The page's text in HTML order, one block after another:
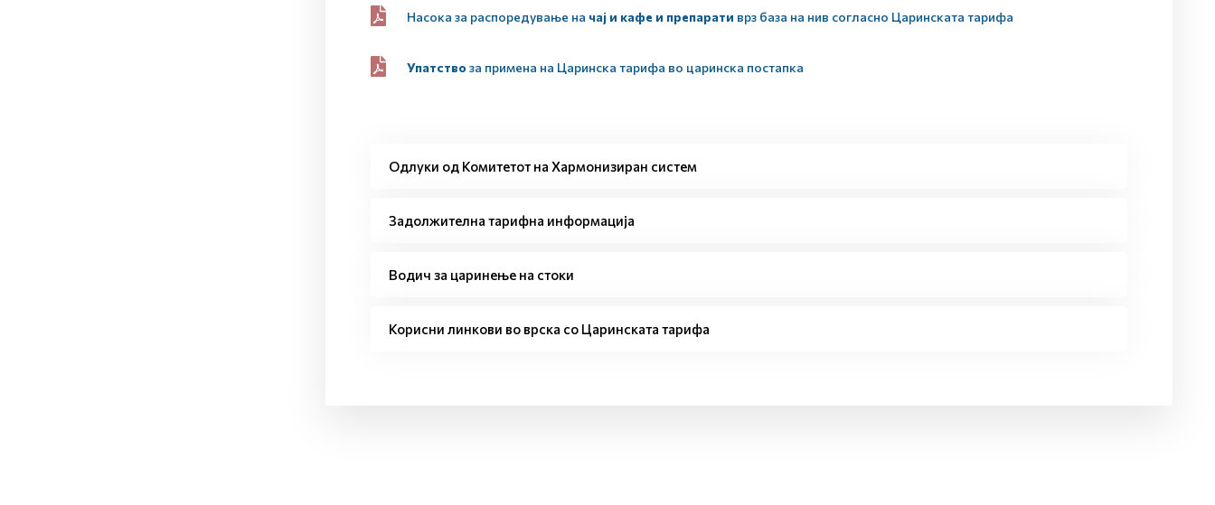
Насока за распоредување на чај и кафе и препарати врз база на нив согласно Царинската тарифа
Упатство за примена на Царинска тарифа во царинска постапка
Одлуки од Комитетот на Хармонизиран систем
Задолжителна тарифна информација
Водич за царинење на стоки
Корисни линкови во врска со Царинската тарифа